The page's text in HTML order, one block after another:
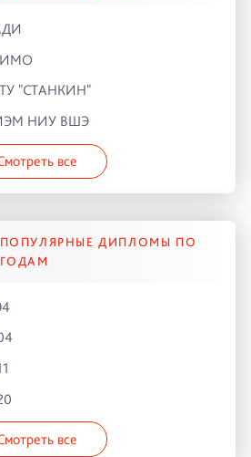
"СТАНКИН"
НИУ ВШЭ
все
ПОПУЛЯРНЫЕ ДИПЛОМЫ ПО
ГОДАМ
все